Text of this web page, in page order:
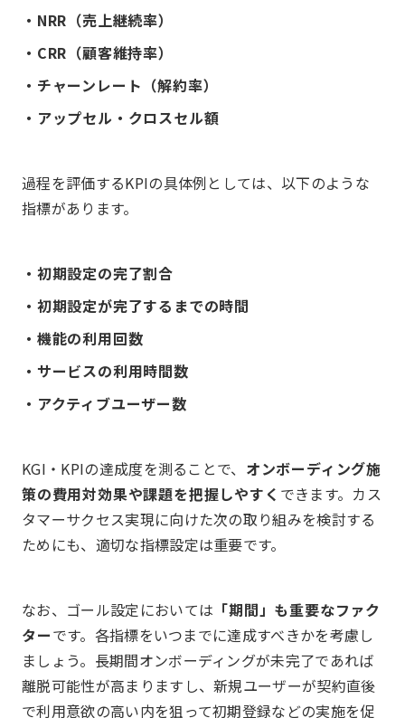
・NRR（売上継続率）
・CRR（顧客維持率）
・チャーンレート（解約率）
・アップセル・クロスセル額
過程を評価するKPIの具体例としては、以下のような
指標があります。
・初期設定の完了割合
・初期設定が完了するまでの時間
・機能の利用回数
・サービスの利用時間数
・アクティブユーザー数
KGI・KPIの達成度を測ることで、 オンボーディング施
策の費用対効果や課題を把握しやすく できます。カス
タマーサクセス実現に向けた次の取り組みを検討する
ためにも、適切な指標設定は重要です。
なお、ゴール設定においては 「期間」も重要なファク
ターです。各指標をいつまでに達成すべきかを考慮し
ましょう。長期間オンボーディングが未完了であれば
離脱可能性が高まりますし、新規ユーザーが契約直後
で利用意欲の高い内を狙って初期登録などの実施を促